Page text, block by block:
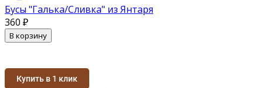
Бусы "Галька/Сливка" из Янтаря
360 ₽
В корзину
Купить в 1 клик